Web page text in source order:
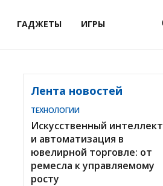
ГАДЖЕТЫ ИГРЫ
Лента новостей
ТЕХНОЛОГИИ
Искусственный интеллект
и автоматизация в
ювелирной торговле: от
ремесла к управляемому
росту